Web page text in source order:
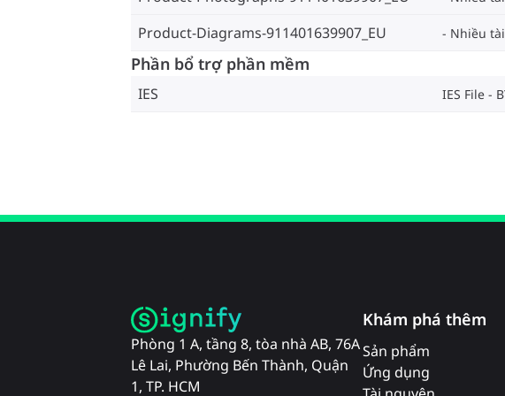
Product-Diagrams-911401639907_EU
Nhiều
Phần bổ trợ phần mềm
IES IES File -
Phòng 1 A, tầng 8, tòa nhà AB, 76A
Lê Lai, Phường Bến Thành, Quận
1, TP. HCM
Khám phá thêm
Sản phẩm
Ứng dụng